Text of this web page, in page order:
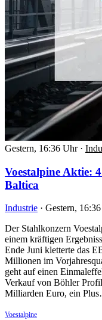
Gestern, 16:36 Uhr ·
Voestalpine Aktie:
Baltica
Industrie · Gestern,
Der Stahlkonzern
einem kräftigen
Ende Juni kletterte das
Millionen im
geht auf einen
Verkauf von Böhler
Milliarden Euro, ein
Voestalpine